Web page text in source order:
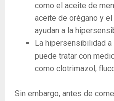
como el aceite de
aceite de orégano y
ayudan a la
La hipersensibilidad
puede tratar con
como clotrimazol,
Sin embargo, antes de